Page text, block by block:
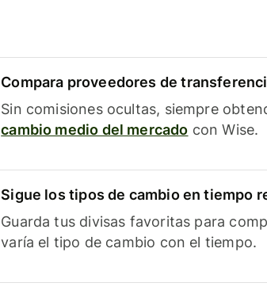
Compara proveedores de
Sin comisiones ocultas, siempre
cambio medio del mercado con Wise.
Sigue los tipos de cambio en tiempo
Guarda tus divisas favoritas para
varía el tipo de cambio con el tiempo.